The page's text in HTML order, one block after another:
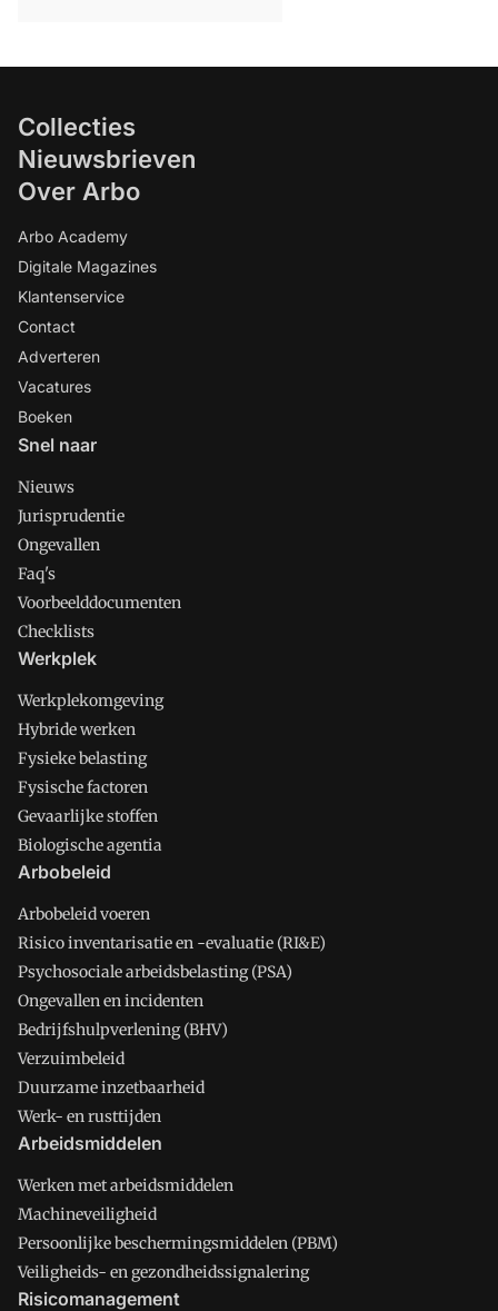
Collecties
Nieuwsbrieven
Over Arbo
Arbo Academy
Digitale Magazines
Klantenservice
Contact
Adverteren
Vacatures
Boeken
Snel naar
Nieuws
Jurisprudentie
Ongevallen
Faq's
Voorbeelddocumenten
Checklists
Werkplek
Werkplekomgeving
Hybride werken
Fysieke belasting
Fysische factoren
Gevaarlijke stoffen
Biologische agentia
Arbobeleid
Arbobeleid voeren
Risico inventarisatie en -evaluatie (RI&E)
Psychosociale arbeidsbelasting (PSA)
Ongevallen en incidenten
Bedrijfshulpverlening (BHV)
Verzuimbeleid
Duurzame inzetbaarheid
Werk- en rusttijden
Arbeidsmiddelen
Werken met arbeidsmiddelen
Machineveiligheid
Persoonlijke beschermingsmiddelen (PBM)
Veiligheids- en gezondheidssignalering
Risicomanagement